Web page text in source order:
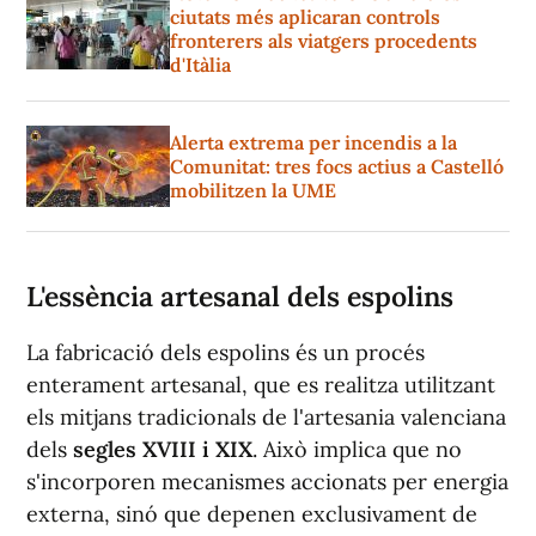
ciutats més aplicaran controls
fronterers als viatgers procedents
d'Itàlia
Alerta extrema per incendis a la
Comunitat: tres focs actius a Castelló
mobilitzen la UME
L'essència artesanal dels espolins
La fabricació dels espolins és un procés
enterament artesanal, que es realitza utilitzant
els mitjans tradicionals de l'artesania valenciana
dels segles XVIII i XIX. Això implica que no
s'incorporen mecanismes accionats per energia
externa, sinó que depenen exclusivament de